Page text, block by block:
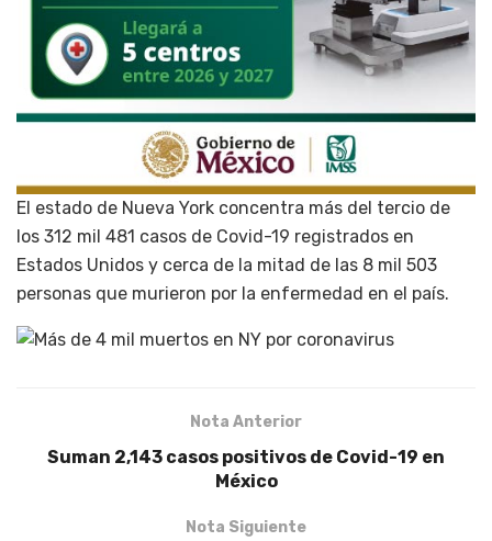
El estado de Nueva York concentra más del tercio de
los 312 mil 481 casos de Covid-19 registrados en
Estados Unidos y cerca de la mitad de las 8 mil 503
personas que murieron por la enfermedad en el país.
Nota Anterior
Suman 2,143 casos positivos de Covid-19 en
México
Nota Siguiente